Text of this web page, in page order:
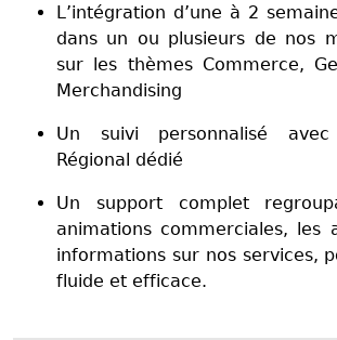
L’intégration d’une à 2
dans un ou plusieurs de nos
sur les thèmes Commerce,
Merchandising
Un suivi personnalisé
Régional dédié
Un support complet
animations commerciales, les
informations sur nos services,
fluide et efficace.